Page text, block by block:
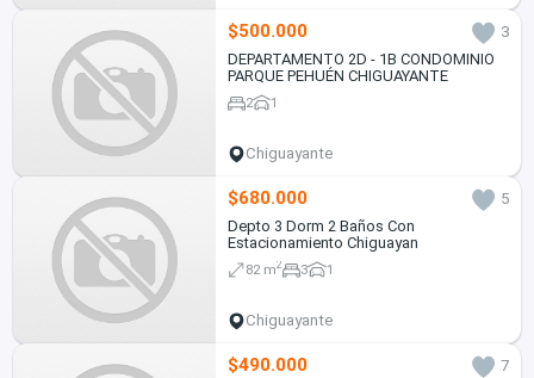
$500.000
3
DEPARTAMENTO 2D - 1B CONDOMINIO
PARQUE PEHUÉN CHIGUAYANTE
2 1
Chiguayante
$680.000
5
Depto 3 Dorm 2 Baños Con
Estacionamiento Chiguayan
82 m2 3 1
Chiguayante
$490.000 7